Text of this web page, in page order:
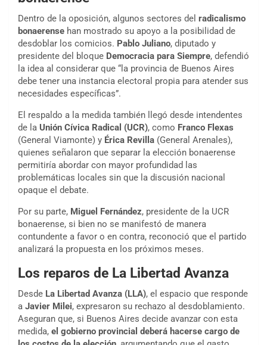
Dentro de la oposición, algunos sectores del radicalismo
bonaerense han mostrado su apoyo a la posibilidad de
desdoblar los comicios. Pablo Juliano, diputado y
presidente del bloque Democracia para Siempre, defendió
la idea al considerar que “la provincia de Buenos Aires
debe tener una instancia electoral propia para atender sus
necesidades específicas”.
El respaldo a la medida también llegó desde intendentes
de la Unión Cívica Radical (UCR), como Franco Flexas
(General Viamonte) y Érica Revilla (General Arenales),
quienes señalaron que separar la elección bonaerense
permitiría abordar con mayor profundidad las
problemáticas locales sin que la discusión nacional
opaque el debate.
Por su parte, Miguel Fernández, presidente de la UCR
bonaerense, si bien no se manifestó de manera
contundente a favor o en contra, reconoció que el partido
analizará la propuesta en los próximos meses.
Los reparos de La Libertad Avanza
Desde La Libertad Avanza (LLA), el espacio que responde
a Javier Milei, expresaron su rechazo al desdoblamiento.
Aseguran que, si Buenos Aires decide avanzar con esta
medida, el gobierno provincial deberá hacerse cargo de